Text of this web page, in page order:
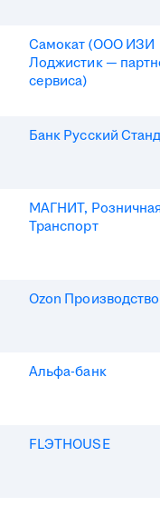
Самокат (ООО ИЗИ
Лоджистик —
сервиса)
Банк Русский
МАГНИТ,
Транспорт
Ozon Производство
Альфа-банк
FLЭTHOUSE